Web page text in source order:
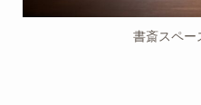
書斎スペー